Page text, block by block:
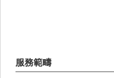
服務範疇